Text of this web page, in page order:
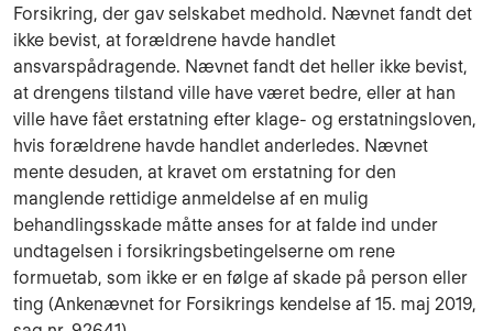
Forsikring, der gav selskabet medhold. Nævnet fandt det
ikke bevist, at forældrene havde handlet
ansvarspådragende. Nævnet fandt det heller ikke bevist,
at drengens tilstand ville have været bedre, eller at han
ville have fået erstatning efter klage- og erstatningsloven,
hvis forældrene havde handlet anderledes. Nævnet
mente desuden, at kravet om erstatning for den
manglende rettidige anmeldelse af en mulig
behandlingsskade måtte anses for at falde ind under
undtagelsen i forsikringsbetingelserne om rene
formuetab, som ikke er en følge af skade på person eller
ting (Ankenævnet for Forsikrings kendelse af 15. maj 2019,